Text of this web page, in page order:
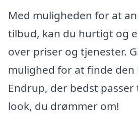
Med muligheden for at
tilbud, kan du hurtigt og
over priser og tjenester.
mulighed for at finde
Endrup, der bedst
look, du drømmer om!